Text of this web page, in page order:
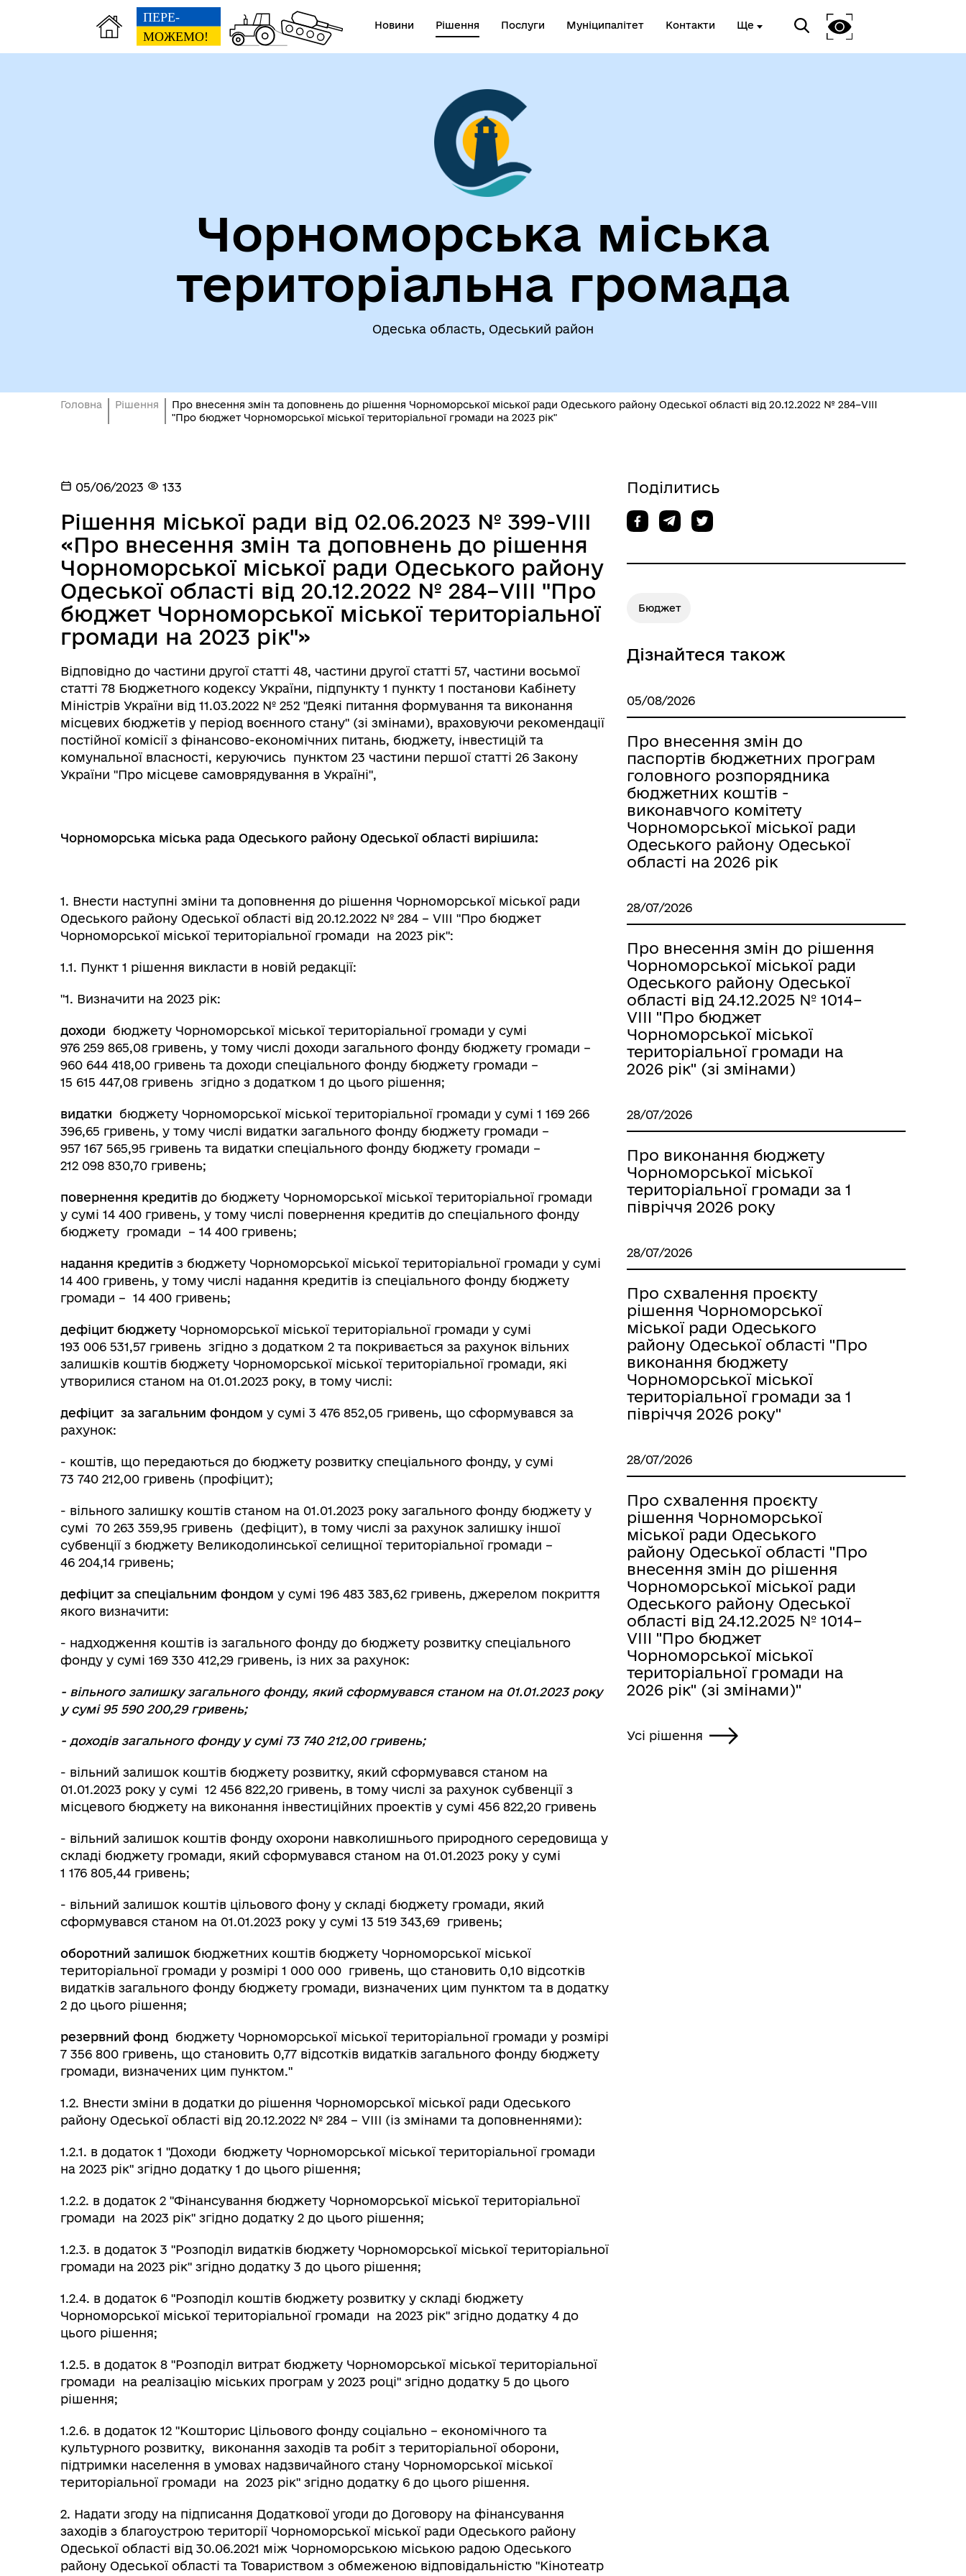
Новини Рішення Послуги Муніципалітет Контакти Ще
Місцеві податки та збори
Герої не вмирають!
До уваги внутрішньо
переміщених осіб
Чорноморська міська
територіальна громада
Одеська область, Одеський район
Головна Рішення
Про внесення змін та доповнень до рішення Чорноморської міської ради Одеського району Одеської області від 20.12.2022 № 284–VІII
"Про бюджет Чорноморської міської територіальної громади на 2023 рік"
05/06/2023 133
Рішення міської ради від 02.06.2023 № 399-VIII
«Про внесення змін та доповнень до рішення
Чорноморської міської ради Одеського району
Одеської області від 20.12.2022 № 284–VІII "Про
бюджет Чорноморської міської територіальної
громади на 2023 рік"»
Відповідно до частини другої статті 48, частини другої статті 57, частини восьмої
статті 78 Бюджетного кодексу України, підпункту 1 пункту 1 постанови Кабінету
Міністрів України від 11.03.2022 № 252 "Деякі питання формування та виконання
місцевих бюджетів у період воєнного стану" (зі змінами), враховуючи рекомендації
постійної комісії з фінансово-економічних питань, бюджету, інвестицій та
комунальної власності, керуючись пунктом 23 частини першої статті 26 Закону
України "Про місцеве самоврядування в Україні",
Чорноморська міська рада Одеського району Одеської області вирішила:
1. Внести наступні зміни та доповнення до рішення Чорноморської міської ради
Одеського району Одеської області від 20.12.2022 № 284 – VІII "Про бюджет
Чорноморської міської територіальної громади на 2023 рік":
1.1. Пункт 1 рішення викласти в новій редакції:
"1. Визначити на 2023 рік:
доходи бюджету Чорноморської міської територіальної громади у сумі
976 259 865,08 гривень, у тому числі доходи загального фонду бюджету громади –
960 644 418,00 гривень та доходи спеціального фонду бюджету громади –
15 615 447,08 гривень згідно з додатком 1 до цього рішення;
видатки бюджету Чорноморської міської територіальної громади у сумі 1 169 266
396,65 гривень, у тому числі видатки загального фонду бюджету громади –
957 167 565,95 гривень та видатки спеціального фонду бюджету громади –
212 098 830,70 гривень;
повернення кредитів до бюджету Чорноморської міської територіальної громади
у сумі 14 400 гривень, у тому числі повернення кредитів до спеціального фонду
бюджету громади – 14 400 гривень;
надання кредитів з бюджету Чорноморської міської територіальної громади у сумі
14 400 гривень, у тому числі надання кредитів із спеціального фонду бюджету
громади – 14 400 гривень;
дефіцит бюджету Чорноморської міської територіальної громади у сумі
193 006 531,57 гривень згідно з додатком 2 та покривається за рахунок вільних
залишків коштів бюджету Чорноморської міської територіальної громади, які
утворилися станом на 01.01.2023 року, в тому числі:
дефіцит за загальним фондом у сумі 3 476 852,05 гривень, що сформувався за
рахунок:
- коштів, що передаються до бюджету розвитку спеціального фонду, у сумі
73 740 212,00 гривень (профіцит);
- вільного залишку коштів станом на 01.01.2023 року загального фонду бюджету у
сумі 70 263 359,95 гривень (дефіцит), в тому числі за рахунок залишку іншої
субвенції з бюджету Великодолинської селищної територіальної громади –
46 204,14 гривень;
дефіцит за спеціальним фондом у сумі 196 483 383,62 гривень, джерелом покриття
якого визначити:
- надходження коштів із загального фонду до бюджету розвитку спеціального
фонду у сумі 169 330 412,29 гривень, із них за рахунок:
- вільного залишку загального фонду, який сформувався станом на 01.01.2023 року
у сумі 95 590 200,29гривень;
- доходів загального фонду у сумі 73 740 212,00гривень;
- вільний залишок коштів бюджету розвитку, який сформувався станом на
01.01.2023 року у сумі 12 456 822,20 гривень, в тому числі за рахунок субвенції з
місцевого бюджету на виконання інвестиційних проектів у сумі 456 822,20 гривень
- вільний залишок коштів фонду охорони навколишнього природного середовища у
складі бюджету громади, який сформувався станом на 01.01.2023 року у сумі
1 176 805,44 гривень;
- вільний залишок коштів цільового фону у складі бюджету громади, який
сформувався станом на 01.01.2023 року у сумі 13 519 343,69 гривень;
оборотний залишок бюджетних коштів бюджету Чорноморської міської
територіальної громади у розмірі 1 000 000 гривень, що становить 0,10 відсотків
видатків загального фонду бюджету громади, визначених цим пунктом та в додатку
2 до цього рішення;
резервний фонд бюджету Чорноморської міської територіальної громади у розмірі
7 356 800 гривень, що становить 0,77 відсотків видатків загального фонду бюджету
громади, визначених цим пунктом."
1.2. Внести зміни в додатки до рішення Чорноморської міської ради Одеського
району Одеської області від 20.12.2022 № 284 – VIII (із змінами та доповненнями):
1.2.1. в додаток 1 "Доходи бюджету Чорноморської міської територіальної громади
на 2023 рік" згідно додатку 1 до цього рішення;
1.2.2. в додаток 2 "Фінансування бюджету Чорноморської міської територіальної
громади на 2023 рік" згідно додатку 2 до цього рішення;
1.2.3. в додаток 3 "Розподіл видатків бюджету Чорноморської міської територіальної
громади на 2023 рік" згідно додатку 3 до цього рішення;
1.2.4. в додаток 6 "Розподіл коштів бюджету розвитку у складі бюджету
Чорноморської міської територіальної громади на 2023 рік" згідно додатку 4 до
цього рішення;
1.2.5. в додаток 8 "Розподіл витрат бюджету Чорноморської міської територіальної
громади на реалізацію міських програм у 2023 році" згідно додатку 5 до цього
рішення;
1.2.6. в додаток 12 "Кошторис Цільового фонду соціально – економічного та
культурного розвитку, виконання заходів та робіт з територіальної оборони,
підтримки населення в умовах надзвичайного стану Чорноморської міської
територіальної громади на 2023 рік" згідно додатку 6 до цього рішення.
2. Надати згоду на підписання Додаткової угоди до Договору на фінансування
заходів з благоустрою території Чорноморської міської ради Одеського району
Одеської області від 30.06.2021 між Чорноморською міською радою Одеського
району Одеської області та Товариством з обмеженою відповідальністю "Кінотеатр
Поділитись
Бюджет
Дізнайтеся також
05/08/2026
Про внесення змін до
паспортів бюджетних програм
головного розпорядника
бюджетних коштів -
виконавчого комітету
Чорноморської міської ради
Одеського району Одеської
області на 2026 рік
28/07/2026
Про внесення змін до рішення
Чорноморської міської ради
Одеського району Одеської
області від 24.12.2025 № 1014–
VІII "Про бюджет
Чорноморської міської
територіальної громади на
2026 рік" (зі змінами)
28/07/2026
Про виконання бюджету
Чорноморської міської
територіальної громади за 1
півріччя 2026 року
28/07/2026
Про схвалення проєкту
рішення Чорноморської
міської ради Одеського
району Одеської області "Про
виконання бюджету
Чорноморської міської
територіальної громади за 1
півріччя 2026 року"
28/07/2026
Про схвалення проєкту
рішення Чорноморської
міської ради Одеського
району Одеської області "Про
внесення змін до рішення
Чорноморської міської ради
Одеського району Одеської
області від 24.12.2025 № 1014–
VІII "Про бюджет
Чорноморської міської
територіальної громади на
2026 рік" (зі змінами)"
Усі рішення